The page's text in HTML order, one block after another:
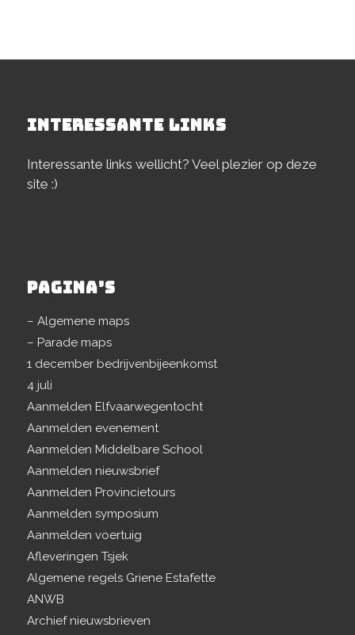
INTERESSANTE LINKS
Interessante links wellicht? Veel plezier op deze
site :)
PAGINA’S
– Algemene maps
– Parade maps
1 december bedrijvenbijeenkomst
4 juli
Aanmelden Elfvaarwegentocht
Aanmelden evenement
Aanmelden Middelbare School
Aanmelden nieuwsbrief
Aanmelden Provincietours
Aanmelden symposium
Aanmelden voertuig
Afleveringen Tsjek
Algemene regels Griene Estafette
ANWB
Archief nieuwsbrieven